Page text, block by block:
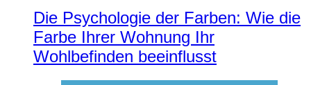
Die Psychologie der Farben: Wie die
Farbe Ihrer Wohnung Ihr
Wohlbefinden beeinflusst